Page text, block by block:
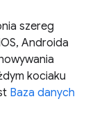
szereg
Androida
kociaku
Baza danych